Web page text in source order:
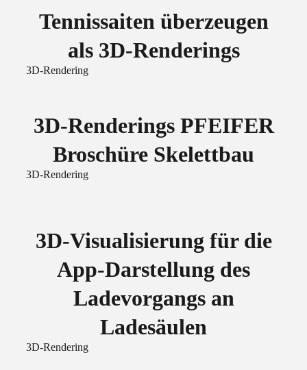
Tennissaiten überzeugen
als 3D-Renderings
3D-Rendering
3D-Renderings PFEIFER
Broschüre Skelettbau
3D-Rendering
3D-Visualisierung für die
App-Darstellung des
Ladevorgangs an
Ladesäulen
3D-Rendering